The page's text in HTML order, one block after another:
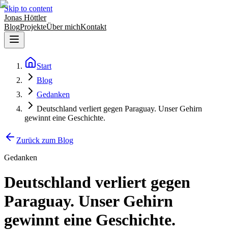
Skip to content
Jonas Höttler
BlogProjekteÜber michKontakt
Start
Blog
Gedanken
Deutschland verliert gegen Paraguay. Unser Gehirn
gewinnt eine Geschichte.
Zurück zum Blog
Gedanken
Deutschland verliert gegen
Paraguay. Unser Gehirn
gewinnt eine Geschichte.